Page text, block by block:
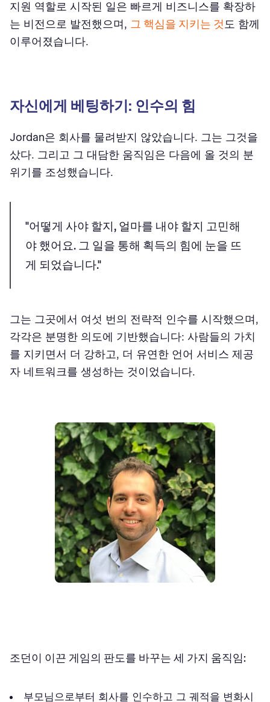
지원 역할로 시작된 일은 빠르게 비즈니스를 확장하
는 비전으로 발전했으며, 그 핵심을 지키는 것 도 함께
이루어졌습니다.
자신에게 베팅하기: 인수의 힘
Jordan은 회사를 물려받지 않았습니다. 그는 그것을
샀다. 그리고 그 대담한 움직임은 다음에 올 것의 분
위기를 조성했습니다.
"어떻게 사야 할지, 얼마를 내야 할지 고민해
야 했어요. 그 일을 통해 획득의 힘에 눈을 뜨
게 되었습니다."
그는 그곳에서 여섯 번의 전략적 인수를 시작했으며,
각각은 분명한 의도에 기반했습니다: 사람들의 가치
를 지키면서 더 강하고, 더 유연한 언어 서비스 제공
자 네트워크를 생성하는 것이었습니다.
조던이 이끈 게임의 판도를 바꾸는 세 가지 움직임:
부모님으로부터 회사를 인수하고 그 궤적을 변화시